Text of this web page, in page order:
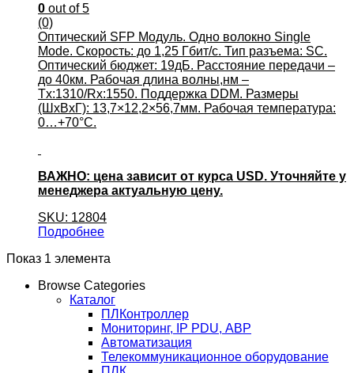
0 out of 5
(0)
Оптический SFP Модуль. Одно волокно Single
Mode. Скорость: до 1,25 Гбит/c. Тип разъема: SC.
Оптический бюджет: 19дБ. Расстояние передачи –
до 40км. Рабочая длина волны,нм –
Tx:1310/Rx:1550. Поддержка DDM. Размеры
(ШхВхГ): 13,7×12,2×56,7мм. Рабочая температура:
0…+70°С.
ВАЖНО: цена зависит от курса USD. Уточняйте у
менеджера актуальную цену.
SKU: 12804
Подробнее
Показ 1 элемента
Browse Categories
Каталог
ПЛКонтроллер
Мониторинг, IP PDU, АВР
Автоматизация
Телекоммуникационное оборудование